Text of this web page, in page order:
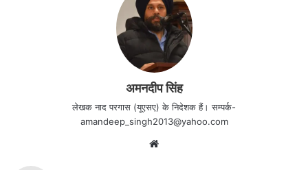
अमनदीप सिंह
लेखक नाद परगास (यूएसए) के निदेशक हैं। सम्पर्क-
amandeep_singh2013@yahoo.com
Website